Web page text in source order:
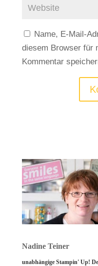
Name, E-Mail-
diesem Browser für
Kommentar
Nadine Teiner
unabhängige Stampin' Up!